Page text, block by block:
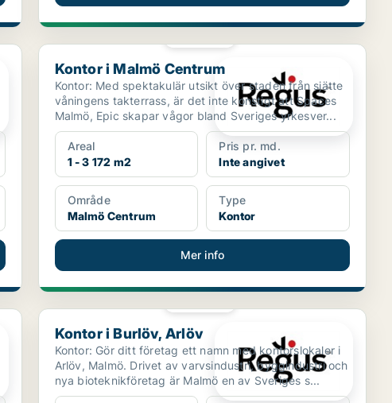
Kontor i Malmö Centrum
Kontor i Malmö Centrum
Kontor: Med spektakulär utsikt över staden från sjätte
våningens takterrass, är det inte konstigt att Spaces
Malmö, Epic skapar vågor bland Sveriges yrkesver...
Areal
1 - 3 172 m2
Pris pr. md.
Inte angivet
Område
Malmö Centrum
Type
Kontor
Mer info
Kontor i Burlöv, Arlöv
Kontor i Burlöv, Arlöv
Kontor: Gör ditt företag ett namn med kontorslokaler i
Arlöv, Malmö. Drivet av varvsindustri, byggindustri och
nya bioteknikföretag är Malmö en av Sveriges s...